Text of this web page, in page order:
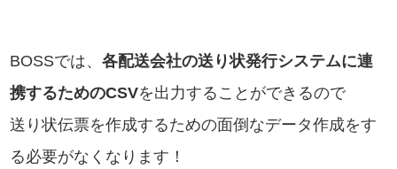
BOSSでは、各配送会社の送り状発行システムに連
携するためのCSVを出力することができるので
送り状伝票を作成するための面倒なデータ作成をす
る必要がなくなります！